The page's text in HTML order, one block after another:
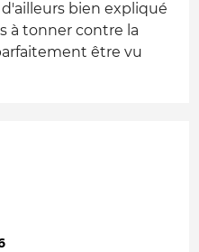
bien expliqué
à tonner contre la
être vu